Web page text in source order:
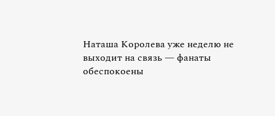
Наташа Королева уже неделю не
выходит на связь — фанаты
обеспокоены